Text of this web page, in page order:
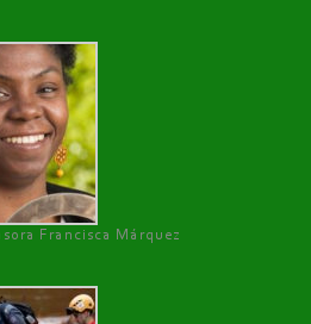
Francisca Márquez